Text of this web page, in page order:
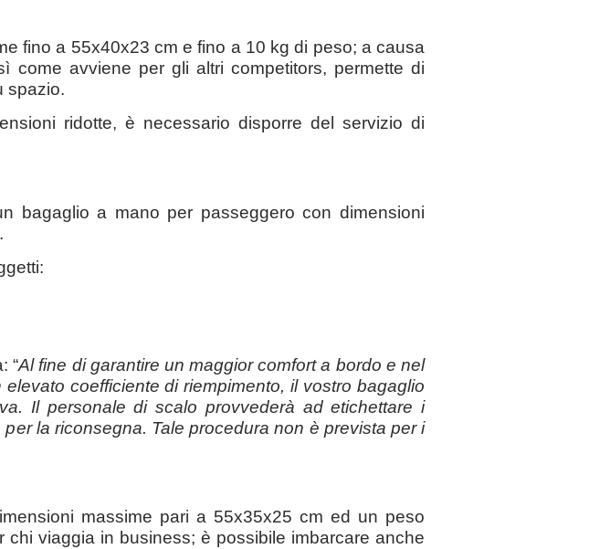
fino a 55x40x23 cm e fino a 10 kg di peso; a causa
come avviene per gli altri competitors, permette di
spazio.
ridotte, è necessario disporre del servizio di
bagaglio a mano per passeggero con dimensioni
“Al fine di garantire un maggior comfort a bordo e nel
coefficiente di riempimento, il vostro bagaglio
Il personale di scalo provvederà ad etichettare i
la riconsegna. Tale procedura non è prevista per i
massime pari a 55x35x25 cm ed un peso
viaggia in business; è possibile imbarcare anche